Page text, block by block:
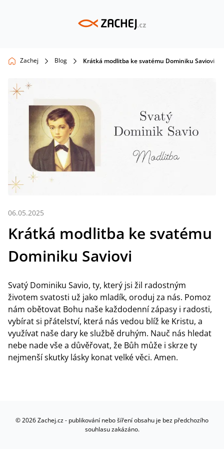
Zachej Blog Krátká modlitba ke svatému Dominiku Saviovi
06.05.2025
Krátká modlitba ke svatému
Dominiku Saviovi
Svatý Dominiku Savio, ty, který jsi žil radostným
životem svatosti už jako mladík, oroduj za nás. Pomoz
nám obětovat Bohu naše každodenní zápasy i radosti,
vybírat si přátelství, která nás vedou blíž ke Kristu, a
využívat naše dary ke službě druhým. Nauč nás hledat
nebe nade vše a důvěřovat, že Bůh může i skrze ty
nejmenší skutky lásky konat velké věci. Amen.
©2026Zachej.cz - publikování nebo šíření obsahu je bez předchozího
souhlasu zakázáno.